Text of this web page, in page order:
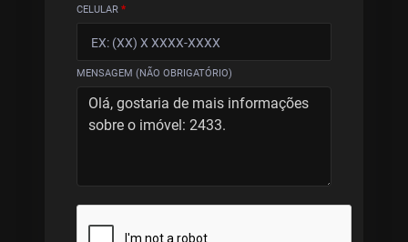
CELULAR *
MENSAGEM (NÃO OBRIGATÓRIO)